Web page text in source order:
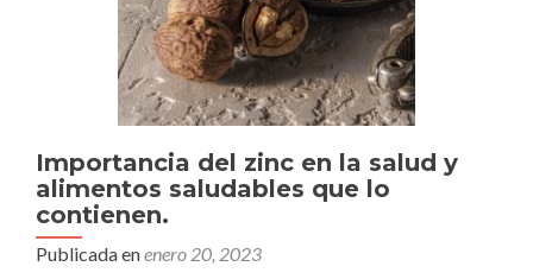
Importancia del zinc en la salud y
alimentos saludables que lo
contienen.
Publicada enenero 20, 2023